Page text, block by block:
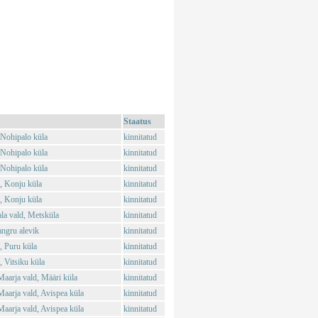
Staatus
küla
kinnitatud
küla
kinnitatud
küla
kinnitatud
Konju küla
kinnitatud
Konju küla
kinnitatud
vald, Metsküla
kinnitatud
alevik
kinnitatud
Puru küla
kinnitatud
Vitsiku küla
kinnitatud
vald, Määri küla
kinnitatud
vald, Avispea küla
kinnitatud
vald, Avispea küla
kinnitatud